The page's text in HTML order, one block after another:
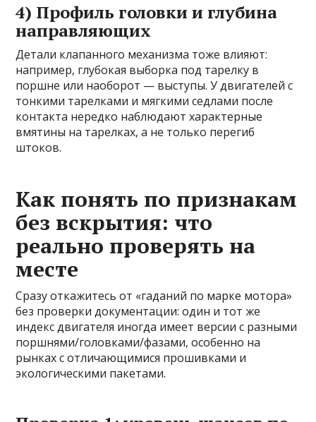
4) Профиль головки и глубина
направляющих
Детали клапанного механизма тоже влияют:
например, глубокая выборка под тарелку в
поршне или наоборот — выступы. У двигателей с
тонкими тарелками и мягкими седлами после
контакта нередко наблюдают характерные
вмятины на тарелках, а не только перегиб
штоков.
Как понять по признакам
без вскрытия: что
реально проверять на
месте
Сразу откажитесь от «гаданий по марке мотора»
без проверки документации: один и тот же
индекс двигателя иногда имеет версии с разными
поршнями/головками/фазами, особенно на
рынках с отличающимися прошивками и
экологическими пакетами.